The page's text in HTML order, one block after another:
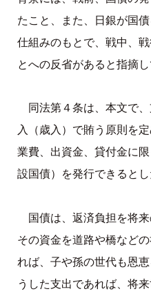
たこと、また、日銀が国
仕組みのもとで、戦中、
とへの反省があると指摘し
同法第４条は、本文で
入（歳入）で賄う原則を
業費、出資金、貸付金に
設国債）を発行できるとし
国債は、返済負担を将
その資金を道路や橋など
れば、子や孫の世代も恩
うした支出であれば、将